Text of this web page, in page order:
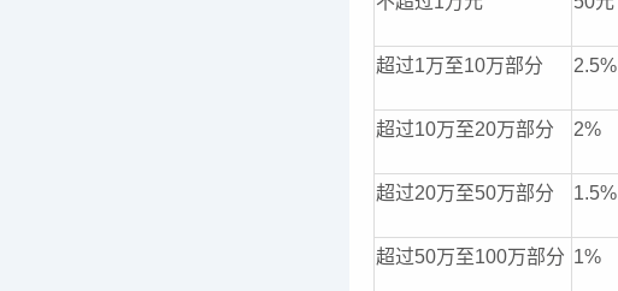
超过1万至10万部分 2.5%
超过10万至20万部分 2%
超过20万至50万部分 1.5%
超过50万至100万部分 1%